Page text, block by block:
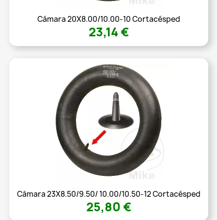
Cámara 20X8.00/10.00-10 Cortacésped
23,14 €
Cámara 23X8.50/9.50/ 10.00/10.50-12 Cortacésped
25,80 €